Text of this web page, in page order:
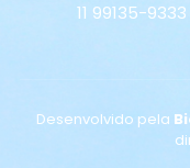
11 99135-
Desenvolvido pela